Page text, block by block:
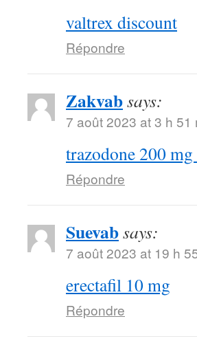
valtrex discount
Répondre
Zakvabsays:
7 août 2023 at 3 h 51
trazodone 200
Répondre
Suevabsays:
7 août 2023 at 19 h
erectafil 10 mg
Répondre